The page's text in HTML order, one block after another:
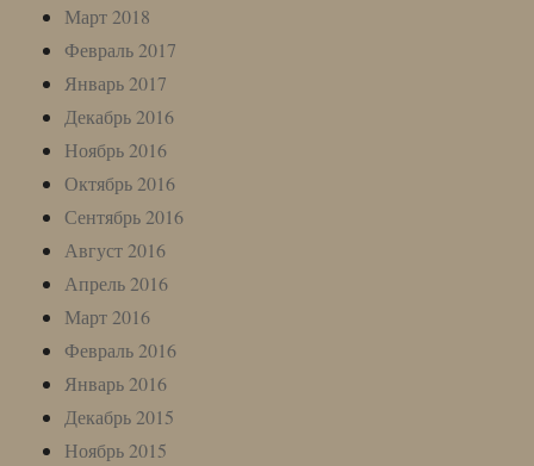
Март 2018
Февраль 2017
Январь 2017
Декабрь 2016
Ноябрь 2016
Октябрь 2016
Сентябрь 2016
Август 2016
Апрель 2016
Март 2016
Февраль 2016
Январь 2016
Декабрь 2015
Ноябрь 2015